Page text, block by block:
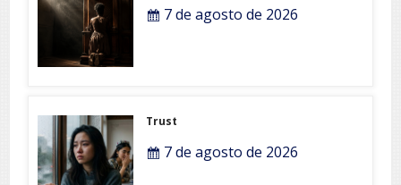
7 de agosto de 2026
Trust
7 de agosto de 2026